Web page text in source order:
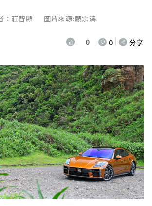
：莊智顯 圖片來源:顧宗濤
0 0 分享